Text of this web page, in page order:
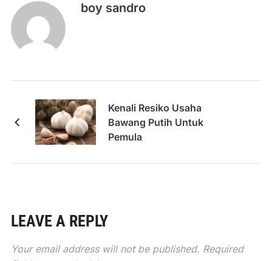
boy sandro
Kenali Resiko Usaha
Bawang Putih Untuk
Pemula
LEAVE A REPLY
Your email address will not be published. Required